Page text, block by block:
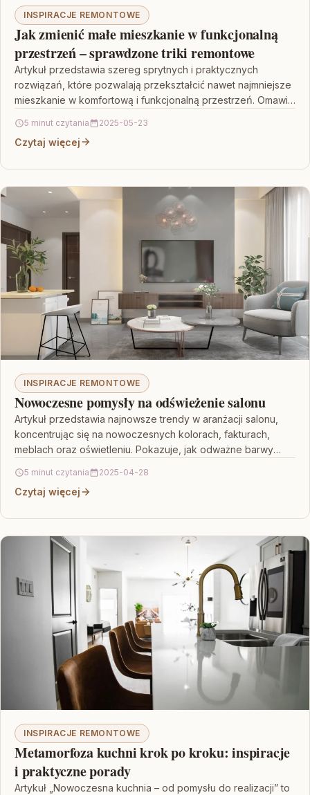
INSPIRACJE REMONTOWE
Jak zmienić małe mieszkanie w funkcjonalną
przestrzeń – sprawdzone triki remontowe
Artykuł przedstawia szereg sprytnych i praktycznych
rozwiązań, które pozwalają przekształcić nawet najmniejsze
mieszkanie w komfortową i funkcjonalną przestrzeń. Omawia
5 minut czytania 2025-05-23
Czytaj więcej
INSPIRACJE REMONTOWE
Nowoczesne pomysły na odświeżenie salonu
Artykuł przedstawia najnowsze trendy w aranżacji salonu,
koncentrując się na nowoczesnych kolorach, fakturach,
meblach oraz oświetleniu. Pokazuje, jak odważne barwy
5 minut czytania 2025-04-28
Czytaj więcej
INSPIRACJE REMONTOWE
Metamorfoza kuchni krok po kroku: inspiracje
i praktyczne porady
Artykuł „Nowoczesna kuchnia – od pomysłu do realizacji” to